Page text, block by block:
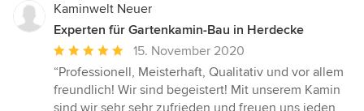
Kaminwelt Neuer
Experten für Gartenkamin-Bau in Herdecke
Durchschnittliche
Bewertung:
5
von
15. November 2020
“Professionell, Meisterhaft, Qualitativ und vor allem
freundlich! Wir sind begeistert! Mit unserem Kamin